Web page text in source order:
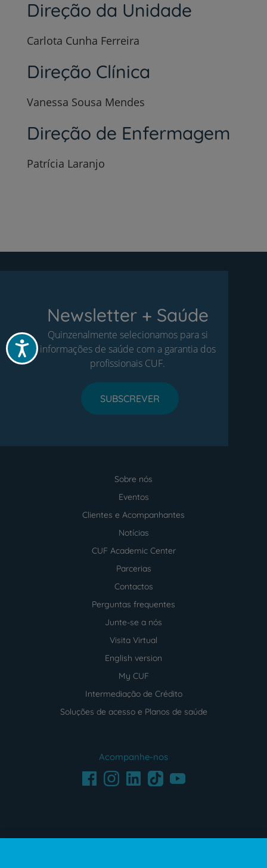
Acessibilidade
Direção da Unidade
Carlota Cunha Ferreira
Direção Clínica
Vanessa Sousa Mendes
Direção de Enfermagem
Patrícia Laranjo
Newsletter + Saúde
Quinzenalmente selecionamos para si
informações de saúde com a garantia dos
profissionais CUF.
SUBSCREVER
Sobre nós
Eventos
Clientes e Acompanhantes
Notícias
CUF Academic Center
Parcerias
Contactos
Perguntas frequentes
Junte-se a nós
Visita Virtual
English version
My CUF
Intermediação de Crédito
Soluções de acesso e Planos de saúde
Acompanhe-nos
FacebookInstagramLinkedInTikTokYoutube